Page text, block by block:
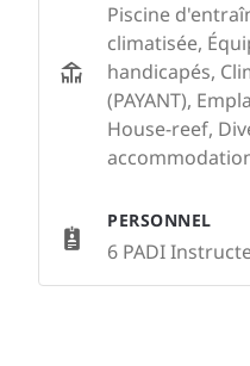
Piscine
climatisée,
handicapés,
(PAYANT),
House-reef,
PERSONNEL
6 PADI